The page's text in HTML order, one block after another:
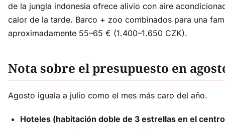
de la jungla indonesia ofrece alivio con aire
calor de la tarde. Barco + zoo combinados para una
aproximadamente 55–65 € (1.400–1.650 CZK).
Nota sobre el presupuesto en
Agosto iguala a julio como el mes más caro del año.
Hoteles (habitación doble de 3 estrellas en el